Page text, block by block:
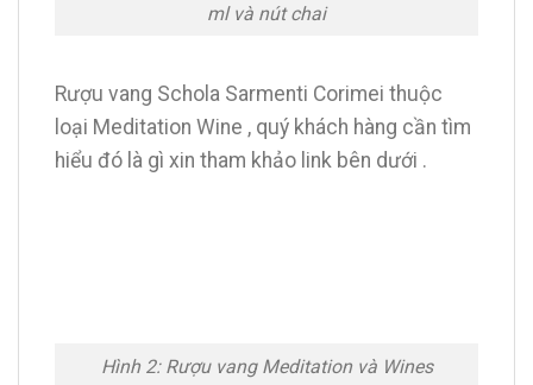
ml và nút chai
Rượu vang Schola Sarmenti Corimei thuộc
loại Meditation Wine , quý khách hàng cần tìm
hiểu đó là gì xin tham khảo link bên dưới .
Hình 2: Rượu vang Meditation và Wines